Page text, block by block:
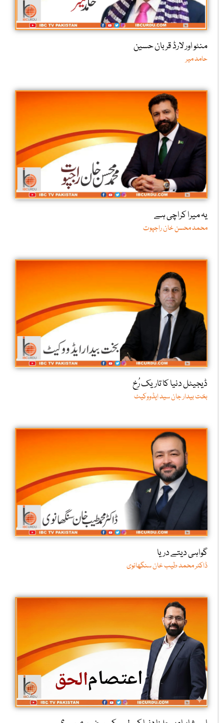
منٹو اور لارڈ قربان حسین
حامد میر
یہ میرا کراچی ہے
محمد محسن خان راجپوت
ڈیجیٹل دنیا کا تاریک رُخ
بخت بیدار جان سید ایڈووکیٹ
گواہی دیتے دریا
ڈاکٹر محمد طیب خان سنگھانوی